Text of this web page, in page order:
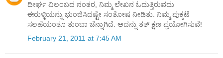
ದೀರ್ಘ ವಿಲಂಬದ ನಂತರ, ನಿಮ್ಮ ಲೇಖನ ಓದುತ್ತಿರುವದು
ಈರುಳ್ಳಿಯನ್ನು ಭುಂಜಿಸಿದಷ್ಟೇ ಸಂತೋಷ ನೀಡಿತು. ನಿಮ್ಮ ಪುಕ್ಕಟೆ
ಸಲಹೆಯಂತೂ ತುಂಬಾ ಚೆನ್ನಾಗಿದೆ. ಅದನ್ನು ತತ್ ಕ್ಷಣ ಪ್ರಯೋಗಿಸುವೆ!
February 21, 2011 at 7:45 AM